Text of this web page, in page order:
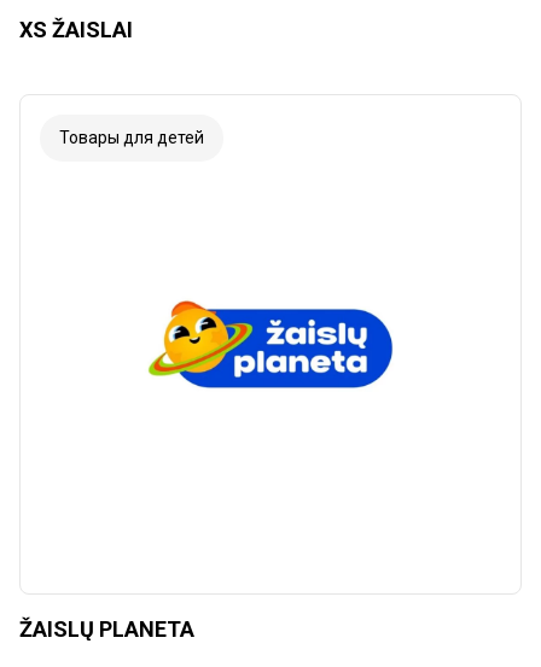
XS ŽAISLAI
Товары для детей
ŽAISLŲ PLANETA